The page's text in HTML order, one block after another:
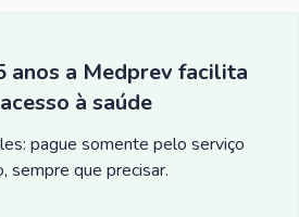
anos a Medprev facilita
à saúde
pague somente pelo serviço
sempre que precisar.